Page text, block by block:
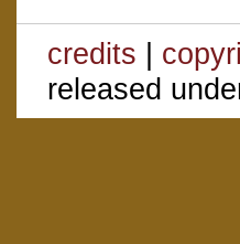
credits |
released